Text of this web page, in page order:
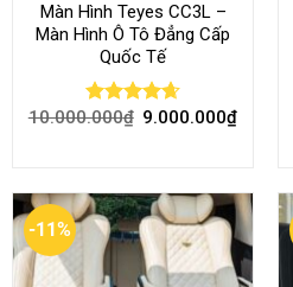
Màn Hình Teyes CC3L –
Màn Hình Ô Tô Đẳng Cấp
Quốc Tế
Rated 4.68
10.000.000₫ 9.000.000₫
-11%